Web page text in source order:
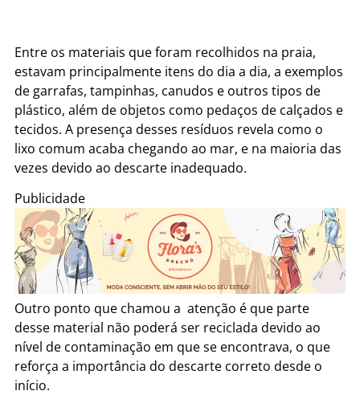
Entre os materiais que foram recolhidos na praia,
estavam principalmente itens do dia a dia, a exemplos
de garrafas, tampinhas, canudos e outros tipos de
plástico, além de objetos como pedaços de calçados e
tecidos. A presença desses resíduos revela como o
lixo comum acaba chegando ao mar, e na maioria das
vezes devido ao descarte inadequado.
Publicidade
Outro ponto que chamou a atenção é que parte
desse material não poderá ser reciclada devido ao
nível de contaminação em que se encontrava, o que
reforça a importância do descarte correto desde o
início.